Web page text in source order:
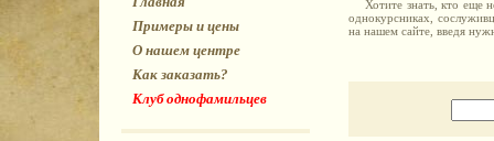
Примеры и цены
О нашем центре
Как заказать?
Клуб однофамильцев
Хотите знать, кто еще
однокурсниках,
на нашем сайте, введя